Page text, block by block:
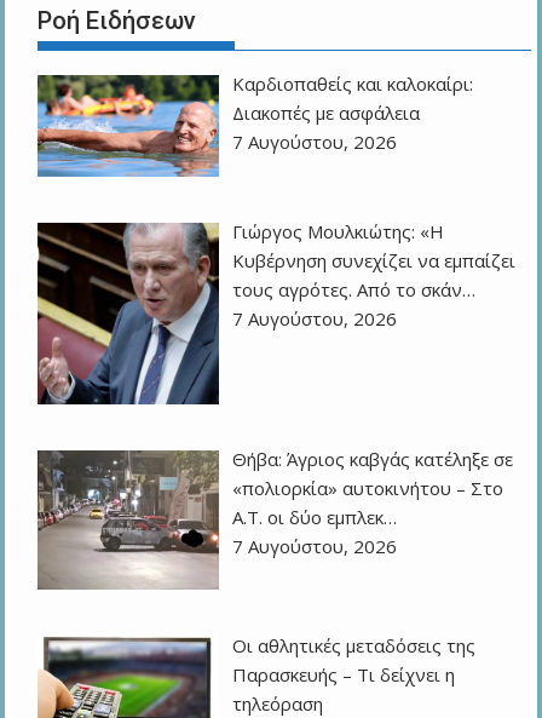
Ροή Ειδήσεων
Καρδιοπαθείς και καλοκαίρι:
Διακοπές με ασφάλεια
7 Αυγούστου, 2026
Γιώργος Μουλκιώτης: «Η
Κυβέρνηση συνεχίζει να εμπαίζει
τους αγρότες. Από το σκάν…
7 Αυγούστου, 2026
Θήβα: Άγριος καβγάς κατέληξε σε
«πολιορκία» αυτοκινήτου – Στο
Α.Τ. οι δύο εμπλεκ…
7 Αυγούστου, 2026
Οι αθλητικές μεταδόσεις της
Παρασκευής – Τι δείχνει η
τηλεόραση